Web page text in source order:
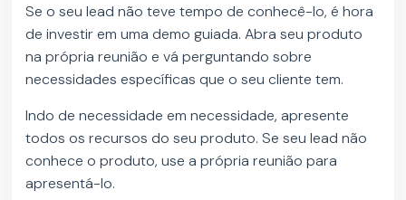
Se o seu lead não teve tempo de conhecê-lo, é hora
de investir em uma demo guiada. Abra seu produto
na própria reunião e vá perguntando sobre
necessidades específicas que o seu cliente tem.
Indo de necessidade em necessidade, apresente
todos os recursos do seu produto. Se seu lead não
conhece o produto, use a própria reunião para
apresentá-lo.